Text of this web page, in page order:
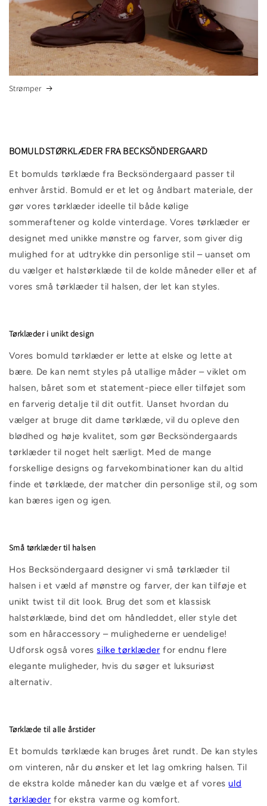
Strømper
BOMULDSTØRKLÆDER FRA BECKSÖNDERGAARD
Et bomulds tørklæde fra Becksöndergaard passer til
enhver årstid. Bomuld er et let og åndbart materiale, der
gør vores tørklæder ideelle til både kølige
sommeraftener og kolde vinterdage. Vores tørklæder er
designet med unikke mønstre og farver, som giver dig
mulighed for at udtrykke din personlige stil – uanset om
du vælger et halstørklæde til de kolde måneder eller et af
vores små tørklæder til halsen, der let kan styles.
Tørklæder i unikt design
Vores bomuld tørklæder er lette at elske og lette at
bære. De kan nemt styles på utallige måder – viklet om
halsen, båret som et statement-piece eller tilføjet som
en farverig detalje til dit outfit. Uanset hvordan du
vælger at bruge dit dame tørklæde, vil du opleve den
blødhed og høje kvalitet, som gør Becksöndergaards
tørklæder til noget helt særligt. Med de mange
forskellige designs og farvekombinationer kan du altid
finde et tørklæde, der matcher din personlige stil, og som
kan bæres igen og igen.
Små tørklæder til halsen
Hos Becksöndergaard designer vi små tørklæder til
halsen i et væld af mønstre og farver, der kan tilføje et
unikt twist til dit look. Brug det som et klassisk
halstørklæde, bind det om håndleddet, eller style det
som en håraccessory – mulighederne er uendelige!
Udforsk også voressilke tørklæder for endnu flere
elegante muligheder, hvis du søger et luksuriøst
alternativ.
Tørklæde til alle årstider
Et bomulds tørklæde kan bruges året rundt. De kan styles
om vinteren, når du ønsker et let lag omkring halsen. Til
de ekstra kolde måneder kan du vælge et af voresuld
tørklæder for ekstra varme og komfort.